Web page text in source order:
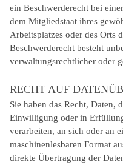
ein Beschwerderecht bei
dem Mitgliedstaat ihres
Arbeitsplatzes oder des Orts
Beschwerderecht besteht
verwaltungsrechtlicher oder
RECHT AUF
Sie haben das Recht, Daten,
Einwilligung oder in
verarbeiten, an sich oder an
maschinenlesbaren Format
direkte Übertragung der